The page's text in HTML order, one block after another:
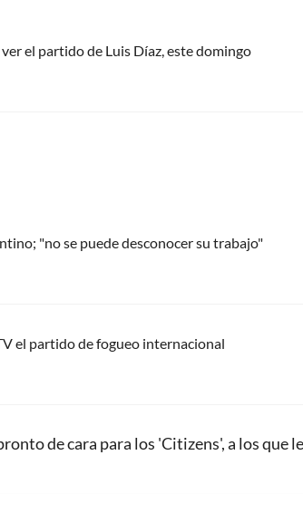
el partido de Luis Díaz, este domingo
"no se puede desconocer su trabajo"
el partido de fogueo internacional
de cara para los 'Citizens', a los que